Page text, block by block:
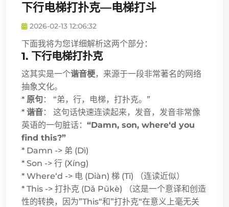
下行电梯打扑克—电梯打斗
2026-02-13 12:06:32
下面我将为您详细解析这两个部分：
1. 下行电梯打扑克
这其实是一个谐音梗，来源于一段非常著名的网络
抽象文化。
* 原句： “弟，行，电梯，打扑克。”
* 谐音： 这句话快速连读起来，发音，发音非常像
英语的一句脏话： “Damn, son, where‘d you
find this?”
* Damn -> 弟 (Dì)
* Son -> 行 (Xíng)
* Where‘d -> 电 (Diàn) 梯 (Tī) （连读近似）
* This -> 打扑克 (Dǎ Pūkè) （这是一个意译和创造
性的转换，因为”This“和”打扑克“在意义上毫无关